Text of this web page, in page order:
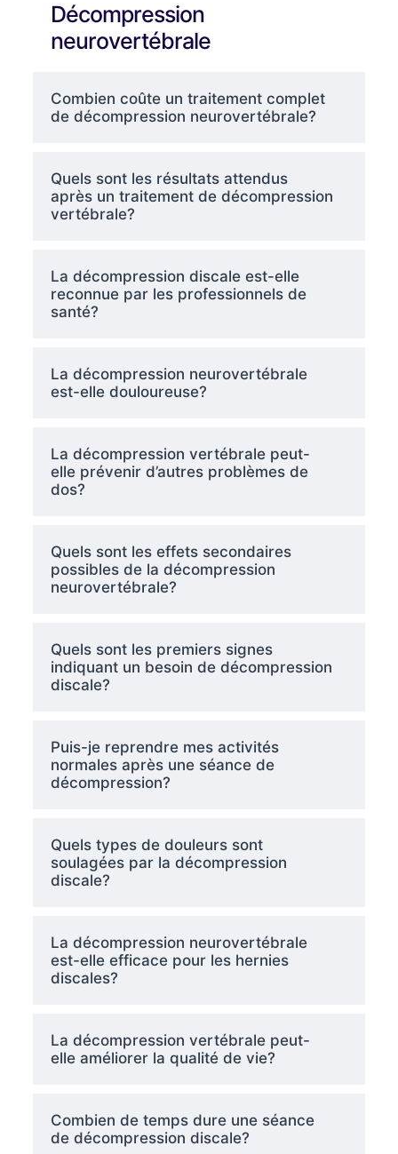
Décompression
neurovertébrale
Combien coûte un traitement complet
de décompression neurovertébrale?
Quels sont les résultats attendus
après un traitement de décompression
vertébrale?
La décompression discale est-elle
reconnue par les professionnels de
santé?
La décompression neurovertébrale
est-elle douloureuse?
La décompression vertébrale peut-
elle prévenir d’autres problèmes de
dos?
Quels sont les effets secondaires
possibles de la décompression
neurovertébrale?
Quels sont les premiers signes
indiquant un besoin de décompression
discale?
Puis-je reprendre mes activités
normales après une séance de
décompression?
Quels types de douleurs sont
soulagées par la décompression
discale?
La décompression neurovertébrale
est-elle efficace pour les hernies
discales?
La décompression vertébrale peut-
elle améliorer la qualité de vie?
Combien de temps dure une séance
de décompression discale?